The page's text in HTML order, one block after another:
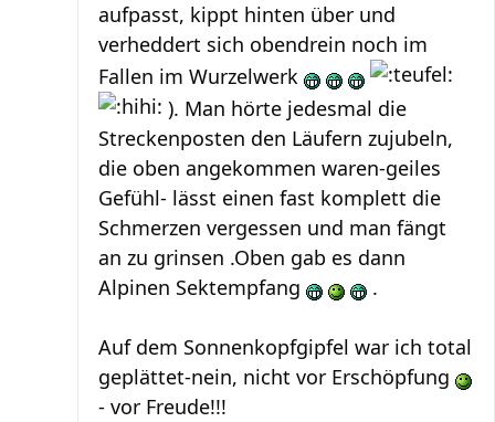
aufpasst, kippt hinten über und
verheddert sich obendrein noch im
Fallen im Wurzelwerk
). Man hörte jedesmal die
Streckenposten den Läufern zujubeln,
die oben angekommen waren-geiles
Gefühl- lässt einen fast komplett die
Schmerzen vergessen und man fängt
an zu grinsen .Oben gab es dann
Alpinen Sektempfang
.
Auf dem Sonnenkopfgipfel war ich total
geplättet-nein, nicht vor Erschöpfung
- vor Freude!!!